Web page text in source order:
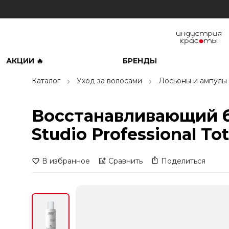
АКЦИИ 🔥 БРЕНДЫ
Каталог Уход за волосами Лосьоны и ампулы
Восстанавливающий
Studio Professional
В избранное Сравнить Поделиться